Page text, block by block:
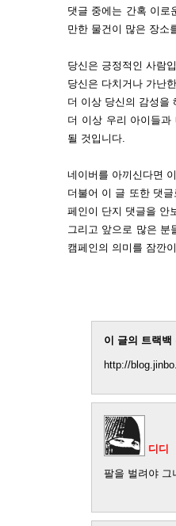
댓글 중에는 간혹 이로
만한 물건이 많은 장소
당신은 긍정적인 사람
당신은 다치거나 가난
더 이상 당신의 감성을
더 이상 우리 아이들
될 것입니다.
네이버를 아끼신다면
더불어 이 글 또한 댓
페인이 단지 댓글을 안
그리고 앞으로 많은
캠페인의 의미를 잠깐
이 글의 트랙백
http://
디디
팔을 벌려야 그